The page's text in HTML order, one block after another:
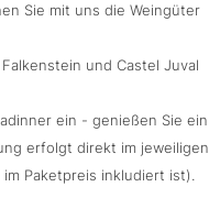
Sie mit uns die Weingüter
und Castel Juval
ein - genießen Sie ein
erfolgt direkt im jeweiligen
Paketpreis inkludiert ist).